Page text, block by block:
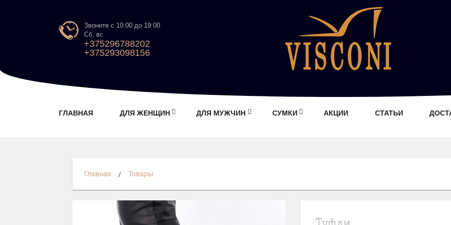
Звоните с 10:00 до 19:00
Сб, вс
+375296788202
+375293098156
ГЛАВНАЯ ДЛЯ ЖЕНЩИН ДЛЯ МУЖЧИН СУМКИ АКЦИИ СТАТЬИ
Главная Товары